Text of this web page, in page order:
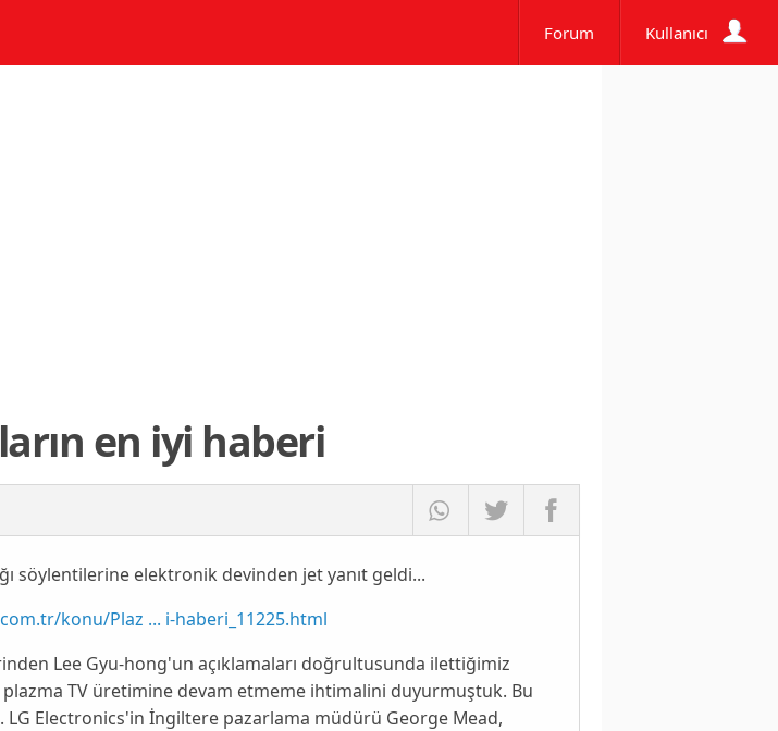
Forum Kullanıcı
en iyi haberi
söylentilerine elektronik devinden jet yanıt geldi...
konu/Plaz ... i-haberi_11225.html
Lee Gyu-hong'un açıklamaları doğrultusunda ilettiğimiz
TV üretimine devam etmeme ihtimalini duyurmuştuk. Bu
LG Electronics'in İngiltere pazarlama müdürü George Mead,